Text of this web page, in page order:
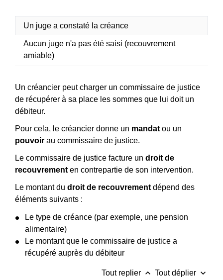
Un juge a constaté la créance
Aucun juge n'a pas été saisi (recouvrement
amiable)
Un créancier peut charger un commissaire de justice
de récupérer à sa place les sommes que lui doit un
débiteur.
Pour cela, le créancier donne un mandat ou un
pouvoir au commissaire de justice.
Le commissaire de justice facture un droit de
recouvrement en contrepartie de son intervention.
Le montant du droit de recouvrementdépend des
éléments suivants :
Le type de créance (par exemple, une pension
alimentaire)
Le montant que le commissaire de justice a
récupéré auprès du débiteur
Tout replier keyboard_arrow_up Tout déplier keyboard_arrow_down